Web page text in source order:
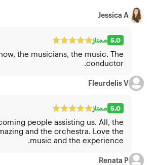
Jessica A
5.0 ممتاز
the musicians, the music. The
conductor.
Fleurdelis V
5.0 ممتاز
people assisting us. All, the
and the orchestra. Love the
music and the experience.
Renata P